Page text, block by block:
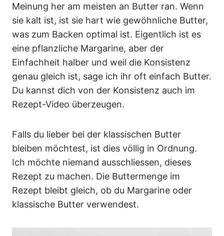
Meinung her am meisten an Butter ran. Wenn
sie kalt ist, ist sie hart wie gewöhnliche Butter,
was zum Backen optimal ist. Eigentlich ist es
eine pflanzliche Margarine, aber der
Einfachheit halber und weil die Konsistenz
genau gleich ist, sage ich ihr oft einfach Butter.
Du kannst dich von der Konsistenz auch im
Rezept-Video überzeugen.
Falls du lieber bei der klassischen Butter
bleiben möchtest, ist dies völlig in Ordnung.
Ich möchte niemand ausschliessen, dieses
Rezept zu machen. Die Buttermenge im
Rezept bleibt gleich, ob du Margarine oder
klassische Butter verwendest.